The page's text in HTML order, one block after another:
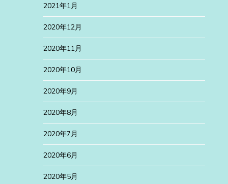
2021年1月
2020年12月
2020年11月
2020年10月
2020年9月
2020年8月
2020年7月
2020年6月
2020年5月